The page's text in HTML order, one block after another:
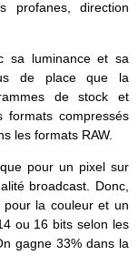
direction
sa luminance et sa
de place que la
de stock et
compressés
les formats RAW.
pour un pixel sur
broadcast. Donc,
pour la couleur et un
ou 16 bits selon les
gagne 33% dans la